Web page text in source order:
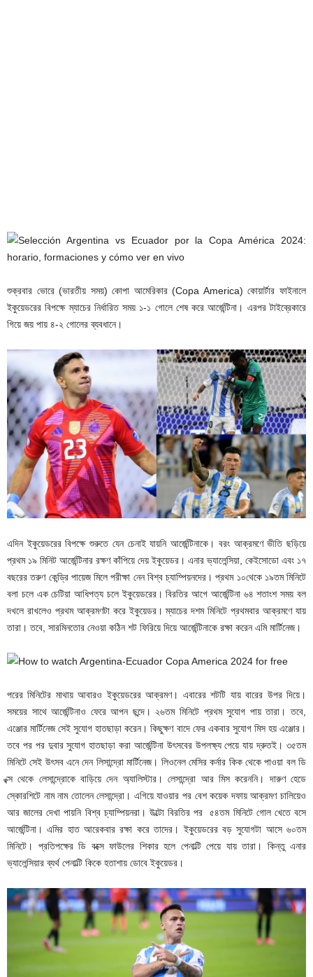
শুক্রবার ভোরে (ভারতীয় সময়) কোপা আমেরিকার (Copa America) কোয়ার্টার ফাইনালে
ইকুয়েডরের বিপক্ষে ম্যাচের নির্ধারিত সময় ১-১ গোলে শেষ করে আর্জেন্টিনা। এরপর টাইব্রেকারে
গিয়ে জয় পায় ৪-২ গোলের ব্যবধানে।
এদিন ইকুয়েডরের বিপক্ষে শুরুতে যেন চেনাই যায়নি আর্জেন্টিনাকে। বরং আক্রমণে ভীতি ছড়িয়ে
প্রথম ১৯ মিনিট আর্জেন্টিনার রক্ষণ কাঁপিয়ে দেয় ইকুয়েডর। এনার ভ্যালেন্সিয়া, কেইসোডো এবং ১৭
বছরের তরুণ কেন্ড্রি পায়েজ মিলে পরীক্ষা নেন বিশ্ব চ্যাম্পিয়নদের। প্রথম ১০থেকে ১৯তম মিনিটে
বলা চলে এক চেটিয়া আধিপত্য চলে ইকুয়েডরের। বিরতির আগে আর্জেন্টিনা ৬৪ শতাংশ সময় বল
দখলে রাখলেও প্রথম আক্রমণটা করে ইকুয়েডর। ম্যাচের দশম মিনিটে প্রথমবার আক্রমণে যায়
তারা। তবে, সারমিনতোর নেওয়া কঠিন শট ফিরিয়ে দিয়ে আর্জেন্টিনাকে রক্ষা করেন এমি মার্টিনেজ।
পরের মিনিটের মাথায় আবারও ইকুয়েডরের আক্রমণ। এবারের শটটি যায় বারের উপর দিয়ে।
সময়ের সাথে আর্জেন্টিনাও ফেরে আপন ছন্দে। ২৬তম মিনিটে প্রথম সুযোগ পায় তারা। তবে,
এঞ্জোর মার্টিনেজ সেই সুযোগ হাতছাড়া করেন। কিছুক্ষণ বাদে ফের একবার সুযোগ মিস হয় এঞ্জোর।
তবে পর পর দুবার সুযোগ হাতছাড়া করা আর্জেন্টিনা উৎসবের উপলক্ষ্য পেয়ে যায় দ্রুতই। ৩৫তম
মিনিটে সেই উৎসব এনে দেন লিসান্দ্রো মার্টিনেজ। লিওনেল মেসির কর্নার কিক থেকে পাওয়া বল ডি
ব্ক্স থেকে লেসান্দ্রোকে বাড়িয়ে দেন অ্যালিস্টার। লেসান্দ্রো আর মিস করেননি। দারুণ হেডে
স্কোরশিটে নাম নাম তোলেন লেসান্দ্রো। এগিয়ে যাওয়ার পর বেশ কয়েক দফায় আক্রমণ চালিয়েও
আর জালের দেখা পায়নি বিশ্ব চ্যাম্পিয়নরা। উল্টো বিরতির পর ৫৪তম মিনিটে গোল খেতে বসে
আর্জেন্টিনা। এমির হাত আরেকবার রক্ষা করে তাদের। ইকুয়েডরের বড় সুযোগটা আসে ৬০তম
মিনিটে। প্রতিপক্ষের ডি বক্সে ফাউলের শিকার হলে পেনাল্টি পেয়ে যায় তারা। কিন্তু এনার
ভ্যালেন্সিয়ার ব্যর্থ পেনাল্টি কিকে হতাশায় ডোবে ইকুয়েডর।